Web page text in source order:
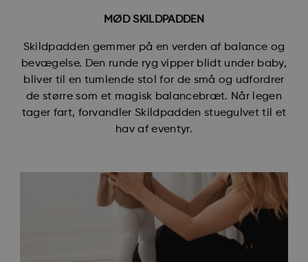
MØD SKILDPADDEN
Skildpadden gemmer på en verden af balance og
bevægelse. Den runde ryg vipper blidt under baby,
bliver til en tumlende stol for de små og udfordrer
de større som et magisk balancebræt. Når legen
tager fart, forvandler Skildpadden stuegulvet til et
hav af eventyr.